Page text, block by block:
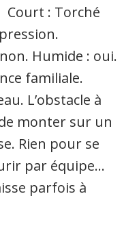
Court : Torché
Humide : oui.
familiale.
L’obstacle à
monter sur un
Rien pour se
par équipe…
parfois à